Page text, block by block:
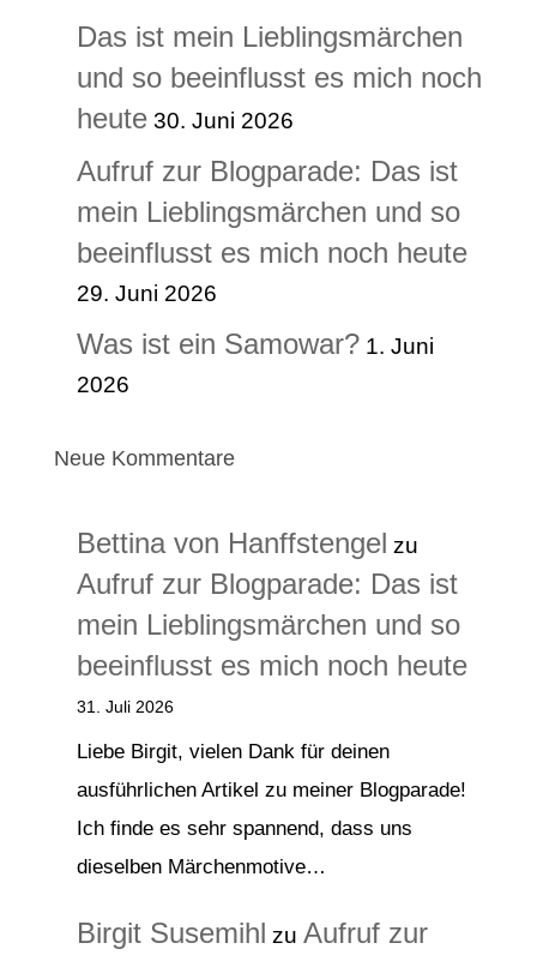
Das ist mein Lieblingsmärchen
und so beeinflusst es mich noch
heute 30. Juni 2026
Aufruf zur Blogparade: Das ist
mein Lieblingsmärchen und so
beeinflusst es mich noch heute
29. Juni 2026
Was ist ein Samowar? 1. Juni
2026
Neue Kommentare
Bettina von Hanffstengel zu
Aufruf zur Blogparade: Das ist
mein Lieblingsmärchen und so
beeinflusst es mich noch heute
31. Juli 2026
Liebe Birgit, vielen Dank für deinen
ausführlichen Artikel zu meiner Blogparade!
Ich finde es sehr spannend, dass uns
dieselben Märchenmotive…
Birgit Susemihl zu Aufruf zur